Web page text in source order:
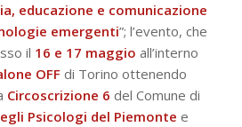
educazione e comunicazione
emergenti”; l’evento, che
il 16 e 17 maggio all’interno
OFF di Torino ottenendo
Circoscrizione 6 del Comune di
Psicologi del Piemonte e